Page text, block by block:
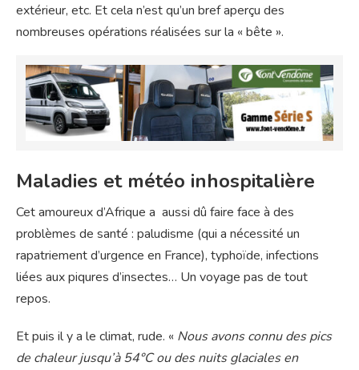
extérieur, etc. Et cela n’est qu’un bref aperçu des
nombreuses opérations réalisées sur la « bête ».
Maladies et météo inhospitalière
Cet amoureux d’Afrique a aussi dû faire face à des
problèmes de santé : paludisme (qui a nécessité un
rapatriement d’urgence en France), typhoïde, infections
liées aux piqures d’insectes… Un voyage pas de tout
repos.
Et puis il y a le climat, rude. « Nous avons connu des pics
de chaleur jusqu’à 54°C ou des nuits glaciales en